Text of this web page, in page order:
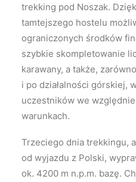
trekking pod Noszak.
tamtejszego hostelu
ograniczonych środków
szybkie skompletowanie
karawany, a także,
i po działalności górskiej,
uczestników we
warunkach.
Trzeciego dnia trekkingu,
od wyjazdu z Polski,
ok. 4200 m n.p.m. bazę.